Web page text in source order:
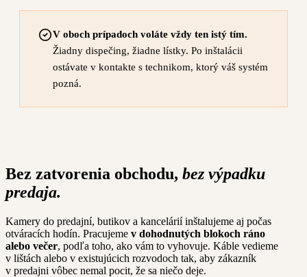
V oboch prípadoch voláte vždy ten istý tím.
Žiadny dispečing, žiadne lístky. Po inštalácii
ostávate v kontakte s technikom, ktorý váš systém
pozná.
Bez zatvorenia obchodu, bez výpadku
predaja.
Kamery do predajní, butikov a kancelárií inštalujeme aj počas
otváracích hodín. Pracujeme v dohodnutých blokoch ráno
alebo večer, podľa toho, ako vám to vyhovuje. Káble vedieme
v lištách alebo v existujúcich rozvodoch tak, aby zákazník
v predajni vôbec nemal pocit, že sa niečo deje.